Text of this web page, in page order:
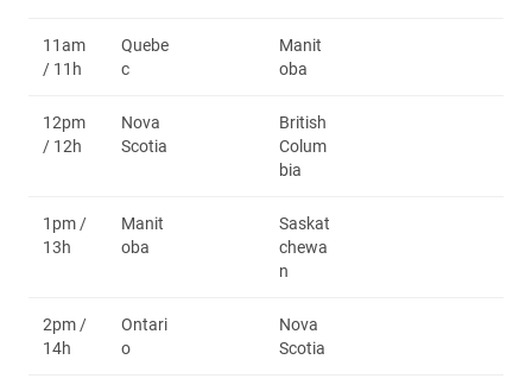
11am
/ 11h
Quebe
c
Manit
oba
12pm
/ 12h
Nova
Scotia
British
Colum
bia
1pm /
13h
Manit
oba
Saskat
chewa
n
2pm /
14h
Ontari
o
Nova
Scotia